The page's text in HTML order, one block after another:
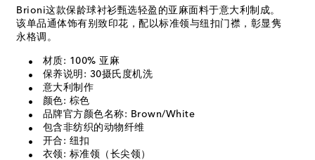
Brioni这款保龄球衬衫甄选轻盈的亚麻面料于意大利制成。
该单品通体饰有别致印花，配以标准领与纽扣门襟，彰显隽
永格调。
材质: 100% 亚麻
保养说明: 30摄氏度机洗
意大利制作
颜色: 棕色
品牌官方颜色名称: Brown/White
包含非纺织的动物纤维
开合: 纽扣
衣领: 标准领（长尖领）